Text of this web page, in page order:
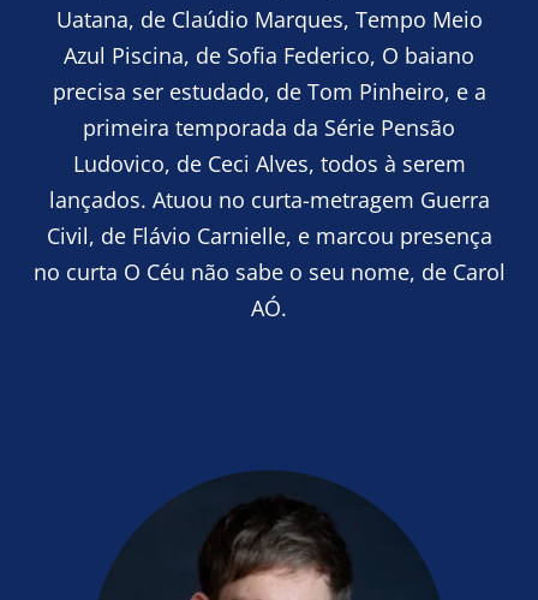
Uatana, de Claúdio Marques, Tempo Meio
Azul Piscina, de Sofia Federico, O baiano
precisa ser estudado, de Tom Pinheiro, e a
primeira temporada da Série Pensão
Ludovico, de Ceci Alves, todos à serem
lançados. Atuou no curta-metragem Guerra
Civil, de Flávio Carnielle, e marcou presença
no curta O Céu não sabe o seu nome, de Carol
AÓ.